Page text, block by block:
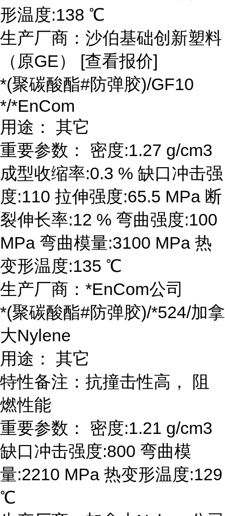
形温度:138 ℃
生产厂商：沙伯基础创新塑料
（原GE） [查看报价]
*(聚碳酸酯#防弹胶)/GF10
*/*EnCom
用途： 其它
重要参数： 密度:1.27 g/cm3
成型收缩率:0.3 % 缺口冲击强
度:110 拉伸强度:65.5 MPa 断
裂伸长率:12 % 弯曲强度:100
MPa 弯曲模量:3100 MPa 热
变形温度:135 ℃
生产厂商：*EnCom公司
*(聚碳酸酯#防弹胶)/*524/加拿
大Nylene
用途： 其它
特性备注：抗撞击性高， 阻
燃性能
重要参数： 密度:1.21 g/cm3
缺口冲击强度:800 弯曲模
量:2210 MPa 热变形温度:129
℃